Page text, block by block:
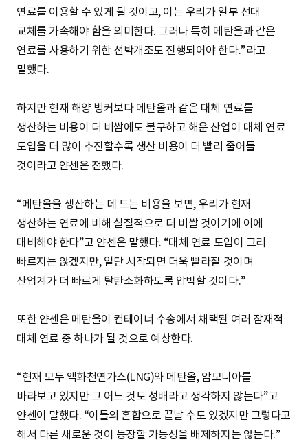
연료를 이용할 수 있게 될 것이고, 이는 우리가 일부 선대
교체를 가속해야 함을 의미한다. 그러나 특히 메탄올과 같은
연료를 사용하기 위한 선박개조도 진행되어야 한다.”라고
말했다.
하지만 현재 해양 벙커보다 메탄올과 같은 대체 연료를
생산하는 비용이 더 비쌈에도 불구하고 해운 산업이 대체 연료
도입을 더 많이 추진할수록 생산 비용이 더 빨리 줄어들
것이라고 얀센은 전했다.
“메탄올을 생산하는 데 드는 비용을 보면, 우리가 현재
생산하는 연료에 비해 실질적으로 더 비쌀 것이기에 이에
대비해야 한다”고 얀센은 말했다. “대체 연료 도입이 그리
빠르지는 않겠지만, 일단 시작되면 더욱 빨라질 것이며
산업계가 더 빠르게 탈탄소화하도록 압박할 것이다.”
또한 얀센은 메탄올이 컨테이너 수송에서 채택된 여러 잠재적
대체 연료 중 하나가 될 것으로 예상한다.
“현재 모두 액화천연가스(LNG)와 메탄올, 암모니아를
바라보고 있지만 그 어느 것도 성배라고 생각하지 않는다”고
얀센이 말했다. “이들의 혼합으로 끝날 수도 있겠지만 그렇다고
해서 다른 새로운 것이 등장할 가능성을 배제하지는 않는다.”